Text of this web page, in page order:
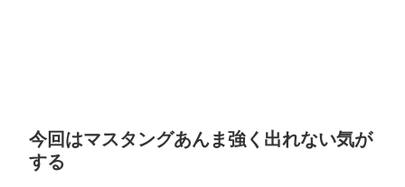
今回はマスタングあんま強く出れない気が
する